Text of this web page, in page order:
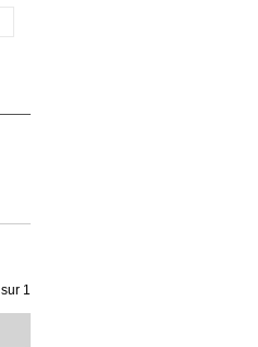
sur 1